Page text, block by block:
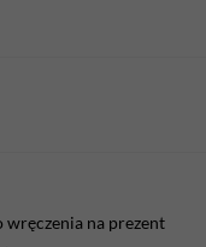
wręczenia na prezent